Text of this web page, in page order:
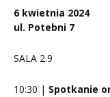
6 kwietnia 2024
ul. Potebni 7
SALA 2.9
10:30 | Spotkanie